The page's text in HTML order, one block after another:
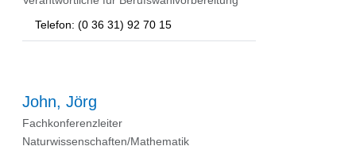
Telefon: (0 36 31) 92 70 15
John, Jörg
Fachkonferenzleiter
Naturwissenschaften/Mathematik